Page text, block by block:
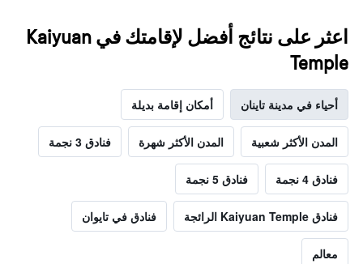
اعثر على نتائج أفضل لإقامتك في Kaiyuan
Temple
أحياء في مدينة تاينان أمكان إقامة بديلة
المدن الأكثر شعبية المدن الأكثر شهرة فنادق 3 نجمة
فنادق 4 نجمة فنادق 5 نجمة
فنادق Kaiyuan Temple الرائجة فنادق في تايوان
معالم